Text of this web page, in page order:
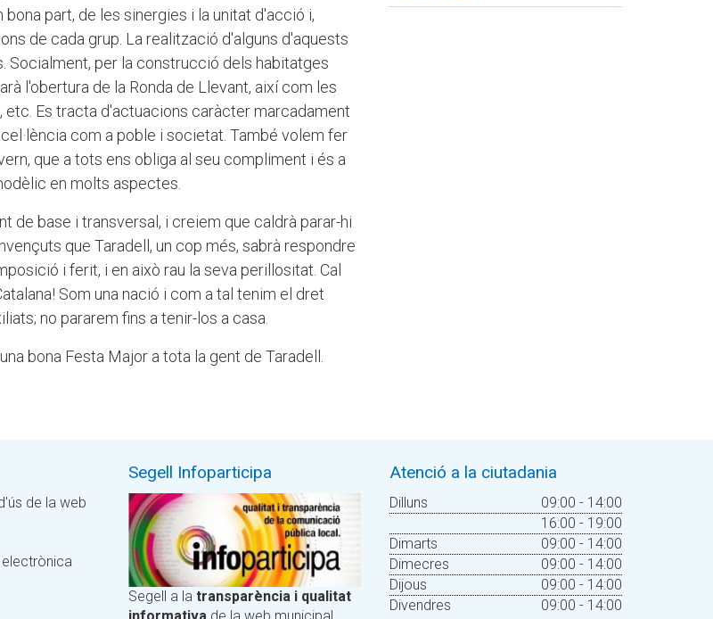
part, de les sinergies i la unitat d'acció i,
de cada grup. La realització d'alguns d'aquests
Socialment, per la construcció dels habitatges
l'obertura de la Ronda de Llevant, així com les
Es tracta d'actuacions caràcter marcadament
com a poble i societat. També volem fer
que a tots ens obliga al seu compliment i és a
en molts aspectes.
de base i transversal, i creiem que caldrà parar-hi
que Taradell, un cop més, sabrà respondre
i ferit, i en això rau la seva perillositat. Cal
Som una nació i com a tal tenim el dret
no pararem fins a tenir-los a casa.
bona Festa Major a tota la gent de Taradell.
de la web
electrònica
Segell Infoparticipa
Segell a la transparència i qualitat
informativa de la web municipal
Atenció a la ciutadania
Dilluns
09:00 - 14:00
16:00 - 19:00
Dimarts
09:00 - 14:00
Dimecres
09:00 - 14:00
Dijous
09:00 - 14:00
Divendres
09:00 - 14:00